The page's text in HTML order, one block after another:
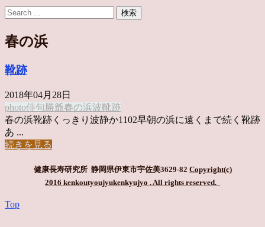
春の浜
靴跡
2018年04月28日
photo俳句 勝爺春の浜波靴跡
春の浜靴跡くっきり波静か1102早朝の浜に遠くまで続く靴跡
あ ...
続きを見る
健康長寿研究所 静岡県伊東市宇佐美3629-82 Copyright(c)
2016 kenkoutyoujyukenkyujyo . All rights reserved.
Top